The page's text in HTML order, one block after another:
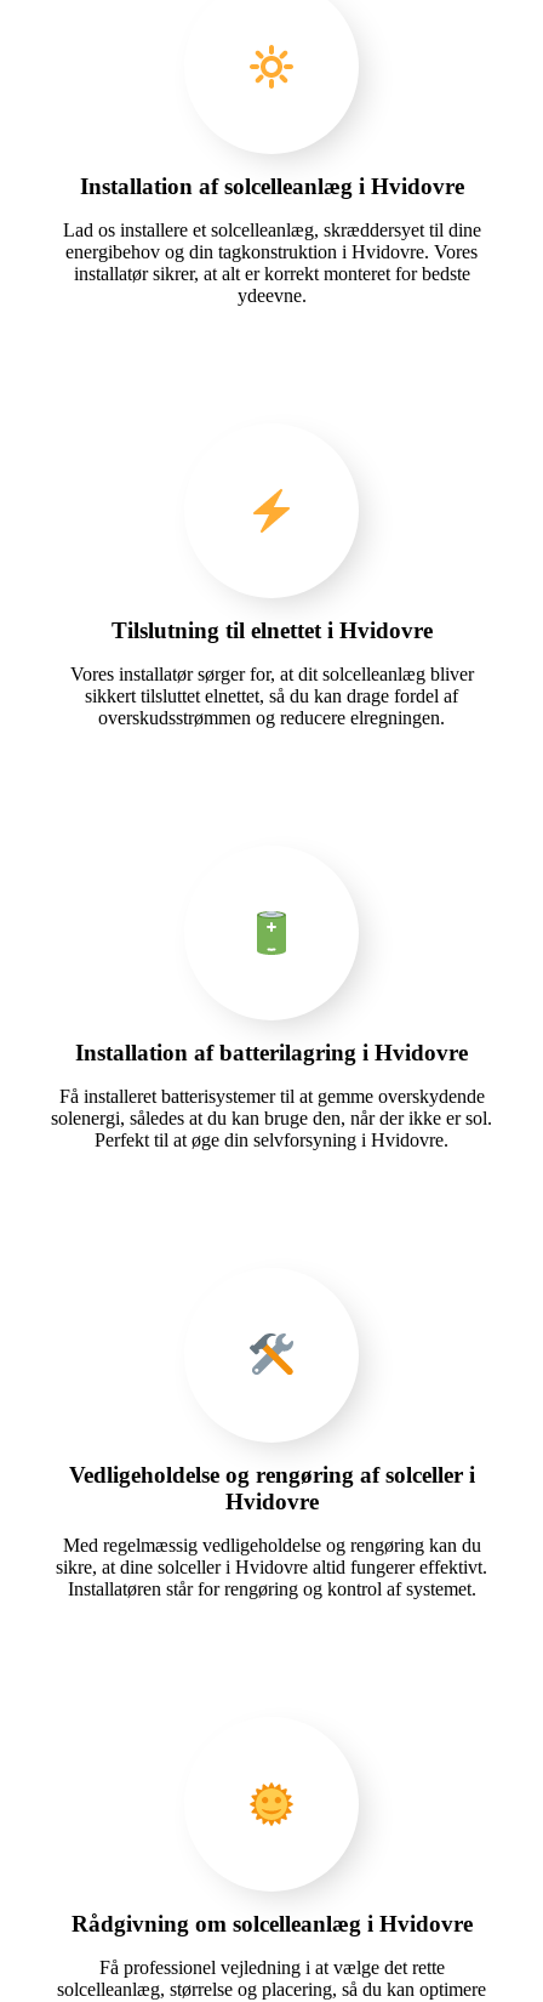
Installation af solcelleanlæg i Hvidovre
Lad os installere et solcelleanlæg, skræddersyet til dine
energibehov og din tagkonstruktion i Hvidovre. Vores
installatør sikrer, at alt er korrekt monteret for bedste
ydeevne.
Tilslutning til elnettet i Hvidovre
Vores installatør sørger for, at dit solcelleanlæg bliver
sikkert tilsluttet elnettet, så du kan drage fordel af
overskudsstrømmen og reducere elregningen.
Installation af batterilagring i Hvidovre
Få installeret batterisystemer til at gemme overskydende
solenergi, således at du kan bruge den, når der ikke er sol.
Perfekt til at øge din selvforsyning i Hvidovre.
Vedligeholdelse og rengøring af solceller i
Hvidovre
Med regelmæssig vedligeholdelse og rengøring kan du
sikre, at dine solceller i Hvidovre altid fungerer effektivt.
Installatøren står for rengøring og kontrol af systemet.
Rådgivning om solcelleanlæg i Hvidovre
Få professionel vejledning i at vælge det rette
solcelleanlæg, størrelse og placering, så du kan optimere